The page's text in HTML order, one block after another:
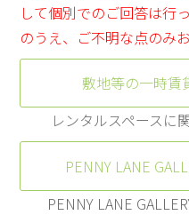
して個別でのご回答は行
のうえ、ご不明な点のみ
敷地等の一時賃
レンタルスペースに
PENNY LANE
PENNY LANE